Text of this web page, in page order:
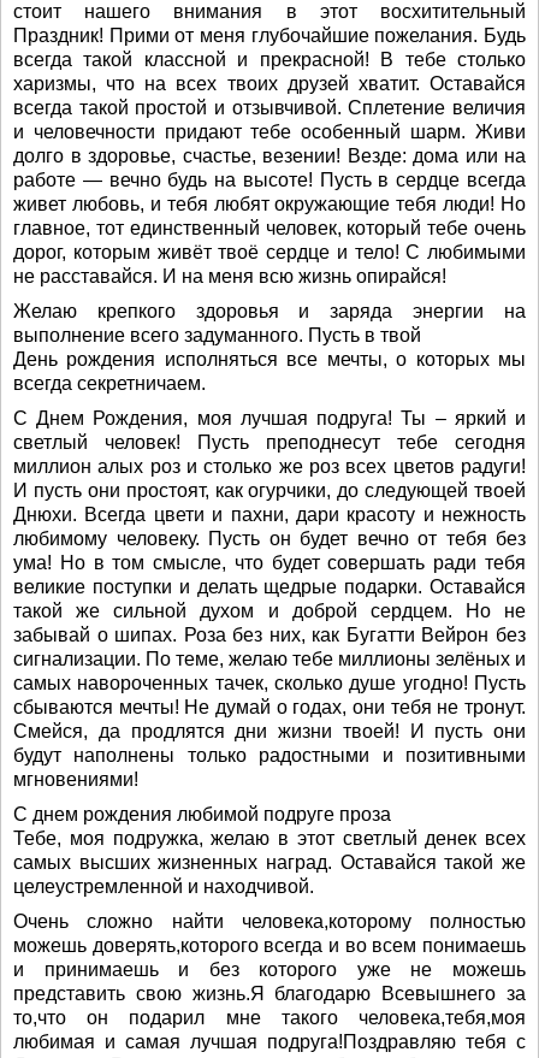
стоит нашего внимания в этот восхитительный
Праздник! Прими от меня глубочайшие пожелания. Будь
всегда такой классной и прекрасной! В тебе столько
харизмы, что на всех твоих друзей хватит. Оставайся
всегда такой простой и отзывчивой. Сплетение величия
и человечности придают тебе особенный шарм. Живи
долго в здоровье, счастье, везении! Везде: дома или на
работе — вечно будь на высоте! Пусть в сердце всегда
живет любовь, и тебя любят окружающие тебя люди! Но
главное, тот единственный человек, который тебе очень
дорог, которым живёт твоё сердце и тело! С любимыми
не расставайся. И на меня всю жизнь опирайся!
Желаю крепкого здоровья и заряда энергии на
выполнение всего задуманного. Пусть в твой
День рождения исполняться все мечты, о которых мы
всегда секретничаем.
С Днем Рождения, моя лучшая подруга! Ты – яркий и
светлый человек! Пусть преподнесут тебе сегодня
миллион алых роз и столько же роз всех цветов радуги!
И пусть они простоят, как огурчики, до следующей твоей
Днюхи. Всегда цвети и пахни, дари красоту и нежность
любимому человеку. Пусть он будет вечно от тебя без
ума! Но в том смысле, что будет совершать ради тебя
великие поступки и делать щедрые подарки. Оставайся
такой же сильной духом и доброй сердцем. Но не
забывай о шипах. Роза без них, как Бугатти Вейрон без
сигнализации. По теме, желаю тебе миллионы зелёных и
самых навороченных тачек, сколько душе угодно! Пусть
сбываются мечты! Не думай о годах, они тебя не тронут.
Смейся, да продлятся дни жизни твоей! И пусть они
будут наполнены только радостными и позитивными
мгновениями!
С днем рождения любимой подруге проза
Тебе, моя подружка, желаю в этот светлый денек всех
самых высших жизненных наград. Оставайся такой же
целеустремленной и находчивой.
Очень сложно найти человека,которому полностью
можешь доверять,которого всегда и во всем понимаешь
и принимаешь и без которого уже не можешь
представить свою жизнь.Я благодарю Всевышнего за
то,что он подарил мне такого человека,тебя,моя
любимая и самая лучшая подруга!Поздравляю тебя с